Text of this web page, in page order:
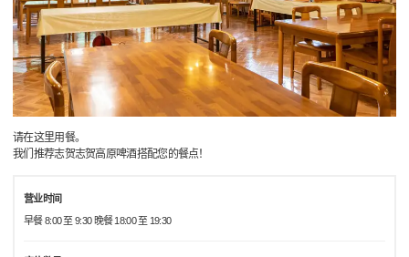
请在这里用餐。
我们推荐志贺志贺高原啤酒搭配您的餐点！
营业时间
早餐 8:00 至 9:30 晚餐 18:00 至 19:30